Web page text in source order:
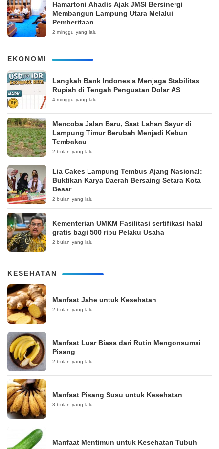
Hamartoni Ahadis Ajak JMSI Bersinergi
Membangun Lampung Utara Melalui
Pemberitaan
2 minggu yang lalu
EKONOMI
Langkah Bank Indonesia Menjaga Stabilitas
Rupiah di Tengah Penguatan Dolar AS
4 minggu yang lalu
Mencoba Jalan Baru, Saat Lahan Sayur di
Lampung Timur Berubah Menjadi Kebun
Tembakau
2 bulan yang lalu
Lia Cakes Lampung Tembus Ajang Nasional:
Buktikan Karya Daerah Bersaing Setara Kota
Besar
2 bulan yang lalu
Kementerian UMKM Fasilitasi sertifikasi halal
gratis bagi 500 ribu Pelaku Usaha
2 bulan yang lalu
KESEHATAN
Manfaat Jahe untuk Kesehatan
2 bulan yang lalu
Manfaat Luar Biasa dari Rutin Mengonsumsi
Pisang
2 bulan yang lalu
Manfaat Pisang Susu untuk Kesehatan
3 bulan yang lalu
Manfaat Mentimun untuk Kesehatan Tubuh